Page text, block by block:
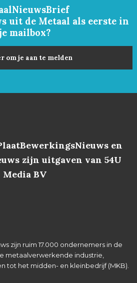
uit de Metaal als eerste in
mailbox?
om je aan te melden
en
zijn uitgaven van 54U
Media BV
zijn ruim 17.000 ondernemers in de
metaalverwerkende industrie,
tot het midden- en kleinbedrijf (MKB).